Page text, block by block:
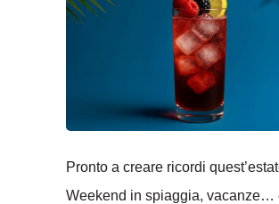
Pronto a creare ricordi
Weekend in spiaggia, vacanze…